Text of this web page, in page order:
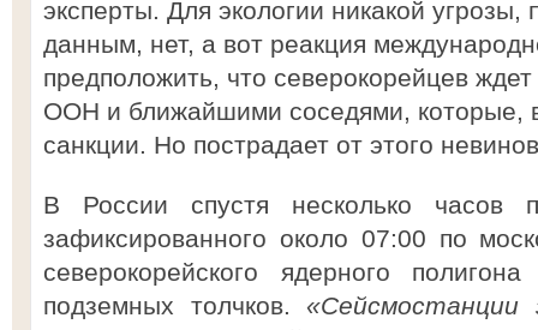
эксперты. Для экологии никакой
данным, нет, а вот реакция
предположить, что северокорейцев
ООН и ближайшими соседями, которые,
санкции. Но пострадает от этого
В России спустя несколько часов
зафиксированного около 07:00 по
северокорейского ядерного
подземных толчков. «Сейсмостанции